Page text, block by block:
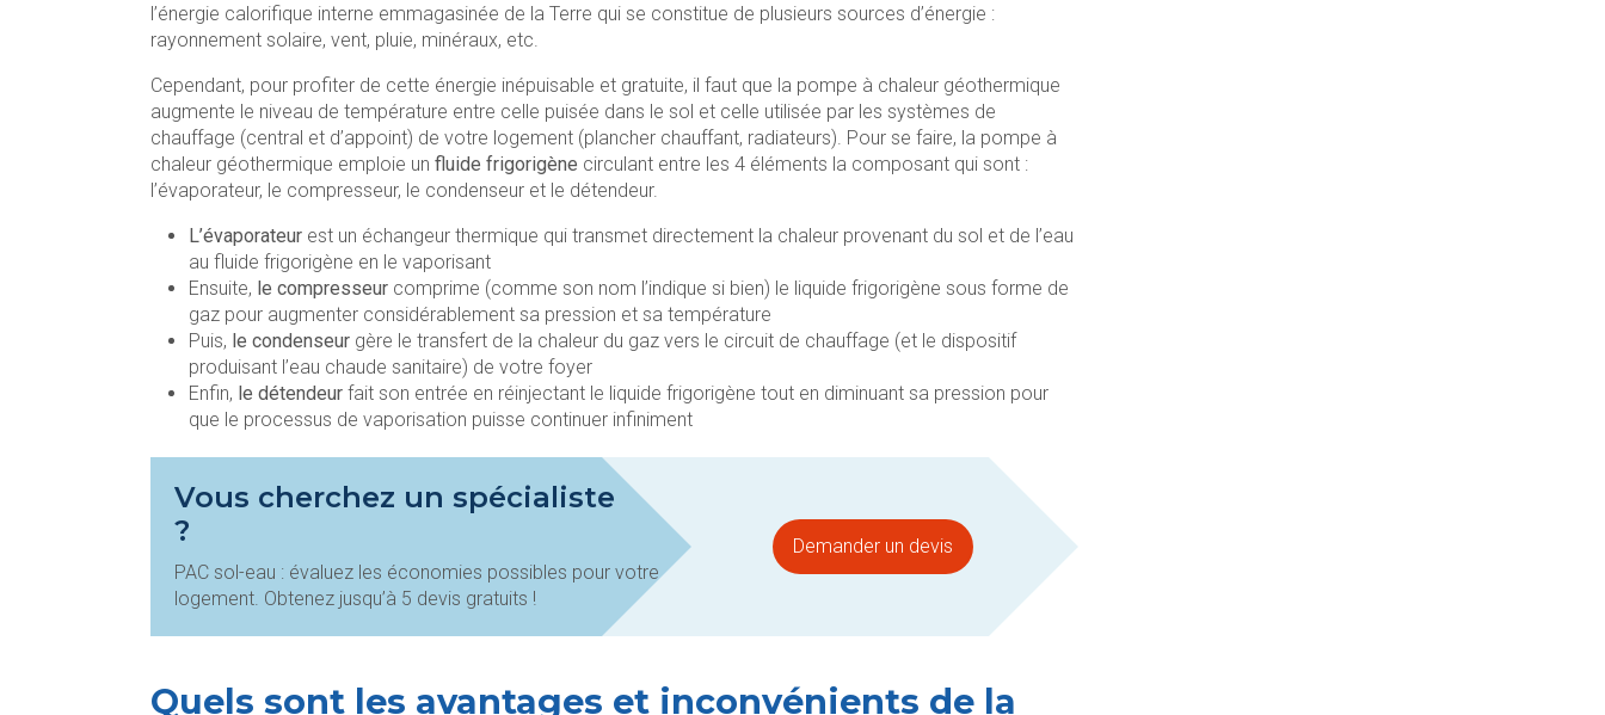
l’énergie calorifique interne emmagasinée de la Terre qui se constitue de plusieurs sources d’énergie :
rayonnement solaire, vent, pluie, minéraux, etc.
Cependant, pour profiter de cette énergie inépuisable et gratuite, il faut que la pompe à chaleur géothermique
augmente le niveau de température entre celle puisée dans le sol et celle utilisée par les systèmes de
chauffage (central et d’appoint) de votre logement (plancher chauffant, radiateurs). Pour se faire, la pompe à
chaleur géothermique emploie un fluide frigorigène circulant entre les 4 éléments la composant qui sont :
l’évaporateur, le compresseur, le condenseur et le détendeur.
L’évaporateur est un échangeur thermique qui transmet directement la chaleur provenant du sol et de l’eau
au fluide frigorigène en le vaporisant
Ensuite, le compresseur comprime (comme son nom l’indique si bien) le liquide frigorigène sous forme de
gaz pour augmenter considérablement sa pression et sa température
Puis, le condenseur gère le transfert de la chaleur du gaz vers le circuit de chauffage (et le dispositif
produisant l’eau chaude sanitaire) de votre foyer
Enfin, le détendeur fait son entrée en réinjectant le liquide frigorigène tout en diminuant sa pression pour
que le processus de vaporisation puisse continuer infiniment
Vous cherchez un spécialiste
?
PAC sol-eau : évaluez les économies possibles pour votre
logement. Obtenez jusqu’à 5 devis gratuits !
Demander un devis
Quels sont les avantages et inconvénients de la